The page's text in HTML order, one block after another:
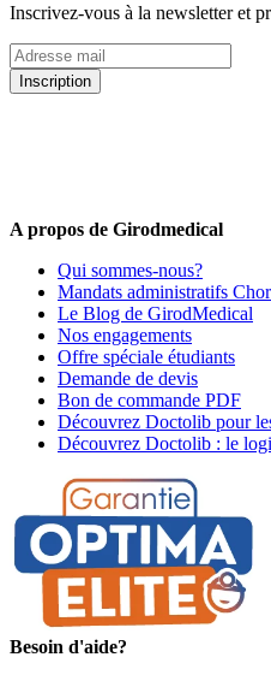
Inscrivez-vous à la newsletter et
Inscription
A propos de Girodmedical
Qui sommes-nous?
Mandats administratifs
Le Blog de GirodMedical
Nos engagements
Offre spéciale étudiants
Demande de devis
Bon de commande PDF
Découvrez Doctolib pour
Découvrez Doctolib : le
Besoin d'aide?